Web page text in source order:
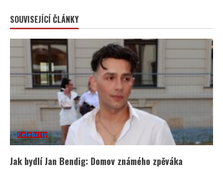
SOUVISEJÍCÍ ČLÁNKY
Celebrity
Jak bydlí Jan Bendig: Domov známého zpěváka